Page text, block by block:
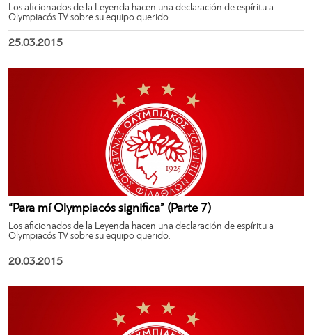
Los aficionados de la Leyenda hacen una declaración de espíritu a
Olympiacós TV sobre su equipo querido.
25.03.2015
“Para mí Olympiacós significa” (Parte 7)
Los aficionados de la Leyenda hacen una declaración de espíritu a
Olympiacós TV sobre su equipo querido.
20.03.2015